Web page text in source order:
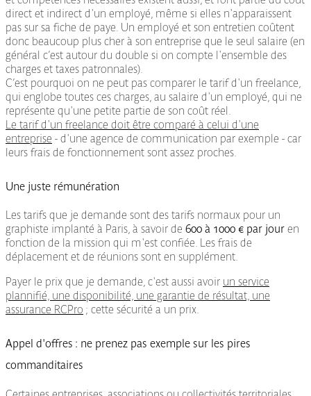
direct et indirect d'un employé, même si elles n'apparaissent
pas sur sa fiche de paye. Un employé et son entretien coûtent
donc beaucoup plus cher à son entreprise que le seul salaire (en
général c’est autour du double si on compte l'ensemble des
charges et taxes patronnales).
C’est pourquoi on ne peut pas comparer le tarif d'un freelance,
qui englobe toutes ces charges, au salaire d'un employé, qui ne
représente qu'une petite partie de son coût réel.
Le tarif d'un freelance doit être comparé à celui d'une
entreprise - d'une agence de communication par exemple - car
leurs frais de fonctionnement sont assez proches.
Une juste rémunération
Les tarifs que je demande sont des tarifs normaux pour un
graphiste implanté à Paris, à savoir de 600 à 1000 € par jour en
fonction de la mission qui m'est confiée. Les frais de
déplacement et de réunions sont en supplément.
Payer le prix que je demande, c'est aussi avoir un service
plannifié, une disponibilité, une garantie de résultat, une
assurance RCPro ; cette sécurité a un prix.
Appel d'offres : ne prenez pas exemple sur les pires
commanditaires